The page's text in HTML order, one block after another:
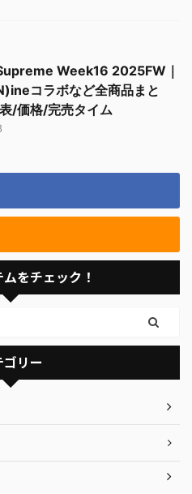
Week16 2025FW｜
コラボなど全商品まと
/価格/完売タイム
をチェック！
ゴリー